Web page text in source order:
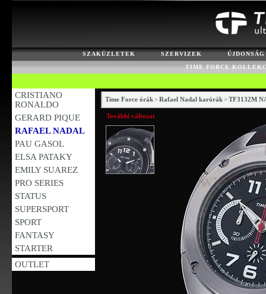
SZAKÜZLETEK SZERVIZEK
ÚJDONSÁG
TIME FORCE
CRISTIANO
RONALDO
GERARD PIQUE
RAFAEL NADAL
PAU GASOL
ELSA PATAKY
EMILY SUAREZ
PRO SERIES
STATUS
SUPERSPORT
SPORT
FANTASY
STARTER
OUTLET
Time Force órák>Rafael Nadal karórák>TF3132M
További változat